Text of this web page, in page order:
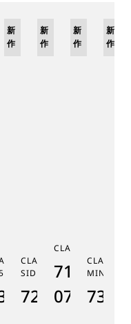
9W6
RÉPÉTITION
2Y/9ZU
TOURBILLON
1H/386
CLASSIQUE
SIDÉRAL 7255
7255PT/2N/
新
作
CLASSIQUE 7185
7185BH/
07
新
作
新
作
新
作